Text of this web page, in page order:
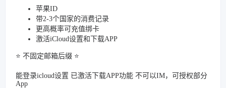
苹果ID
带2-3个国家的消费记录
更高概率可充值绑卡
激活iCloud设置和下载APP
⭐️ 不固定邮箱后缀 ⭐️
能登录icloud设置 已激活下载APP功能 不可以IM，可授权部分
App